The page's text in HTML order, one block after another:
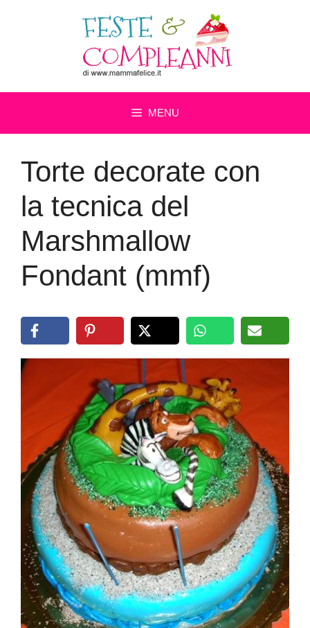
MENU
Torte decorate con
la tecnica del
Marshmallow
Fondant (mmf)